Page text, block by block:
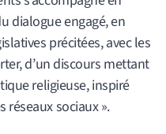
dialogue engagé, en
précitées, avec les
d’un discours mettant
religieuse, inspiré
réseaux sociaux ».